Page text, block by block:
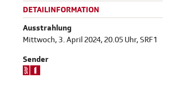
DETAILINFORMATION
Ausstrahlung
Mittwoch, 3. April 2024, 20.05 Uhr, SRF 1
Sender